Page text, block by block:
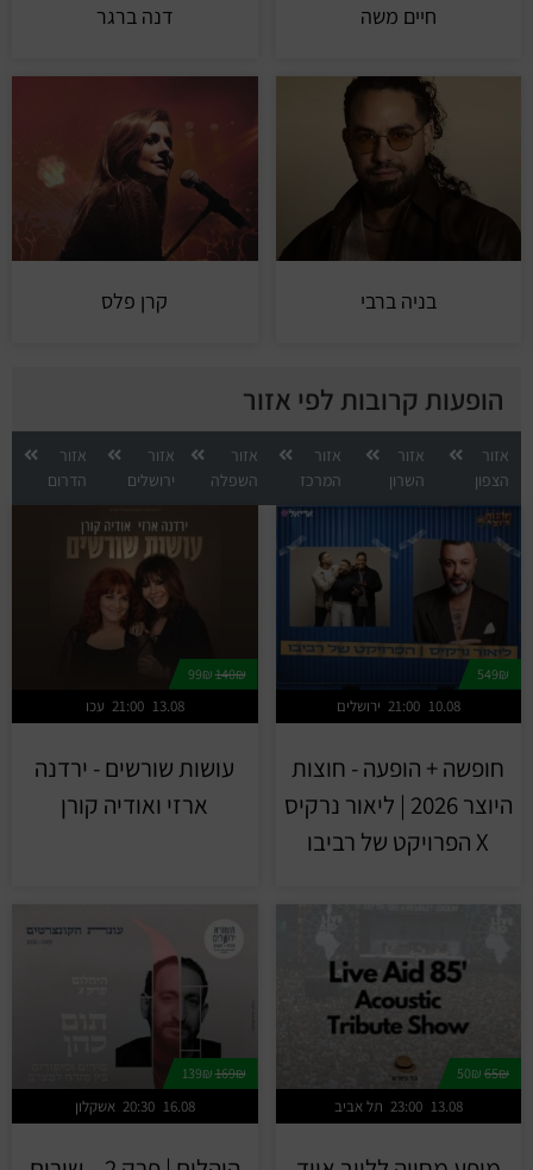
חיים משה דנה ברגר
בניה ברבי קרן פלס
הופעות קרובות לפי אזור
אזור
הצפון
אזור
השרון
אזור
המרכז
אזור
השפלה
אזור
ירושלים
אזור
הדרום
549₪
ירושלים 21:00 10.08
חופשה + הופעה - חוצות
היוצר 2026 | ליאור נרקיס
X הפרויקט של רביבו
140₪
99₪
עכו 21:00 13.08
עושות שורשים - ירדנה
ארזי ואודיה קורן
65₪
תל אביב 23:00 13.08
169₪
139₪
אשקלון 20:30 16.08